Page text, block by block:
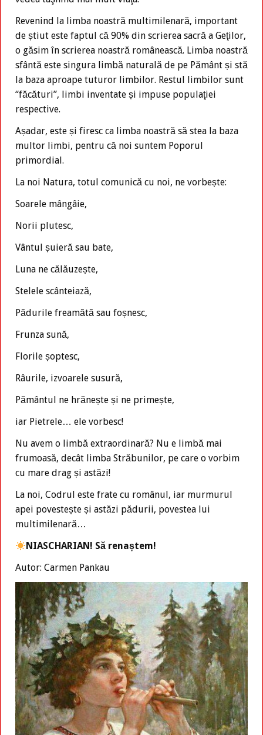
Revenind la limba noastră multimilenară, important
de știut este faptul că 90% din scrierea sacră a Geţilor,
o găsim în scrierea noastră românească. Limba noastră
sfântă este singura limbă naturală de pe Pământ și stă
la baza aproape tuturor limbilor. Restul limbilor sunt
“făcături”, limbi inventate și impuse populaţiei
respective.
Așadar, este și firesc ca limba noastră să stea la baza
multor limbi, pentru că noi suntem Poporul
primordial.
La noi Natura, totul comunică cu noi, ne vorbește:
Soarele mângâie,
Norii plutesc,
Vântul șuieră sau bate,
Luna ne călăuzește,
Stelele scânteiază,
Pădurile freamătă sau foșnesc,
Frunza sună,
Florile șoptesc,
Râurile, izvoarele susură,
Pământul ne hrănește și ne primește,
iar Pietrele… ele vorbesc!
Nu avem o limbă extraordinară? Nu e limbă mai
frumoasă, decât limba Străbunilor, pe care o vorbim
cu mare drag și astăzi!
La noi, Codrul este frate cu românul, iar murmurul
apei povestește și astăzi pădurii, povestea lui
multimilenară…
NIASCHARIAN! Să renaștem!
Autor: Carmen Pankau